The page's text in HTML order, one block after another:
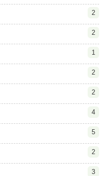
2
2
1
2
2
4
5
2
3